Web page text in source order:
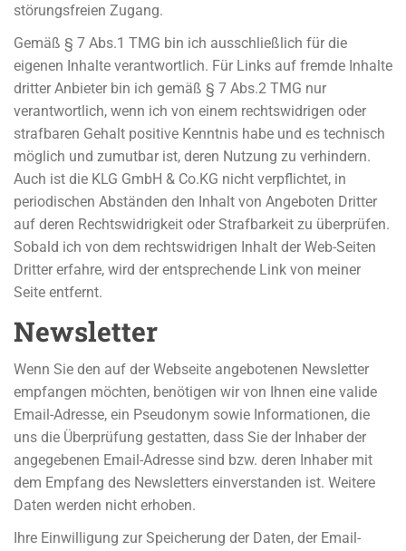
störungsfreien Zugang.
Gemäß § 7 Abs.1 TMG bin ich ausschließlich für die
eigenen Inhalte verantwortlich. Für Links auf fremde Inhalte
dritter Anbieter bin ich gemäß § 7 Abs.2 TMG nur
verantwortlich, wenn ich von einem rechtswidrigen oder
strafbaren Gehalt positive Kenntnis habe und es technisch
möglich und zumutbar ist, deren Nutzung zu verhindern.
Auch ist die KLG GmbH & Co.KG nicht verpflichtet, in
periodischen Abständen den Inhalt von Angeboten Dritter
auf deren Rechtswidrigkeit oder Strafbarkeit zu überprüfen.
Sobald ich von dem rechtswidrigen Inhalt der Web-Seiten
Dritter erfahre, wird der entsprechende Link von meiner
Seite entfernt.
Newsletter
Wenn Sie den auf der Webseite angebotenen Newsletter
empfangen möchten, benötigen wir von Ihnen eine valide
Email-Adresse, ein Pseudonym sowie Informationen, die
uns die Überprüfung gestatten, dass Sie der Inhaber der
angegebenen Email-Adresse sind bzw. deren Inhaber mit
dem Empfang des Newsletters einverstanden ist. Weitere
Daten werden nicht erhoben.
Ihre Einwilligung zur Speicherung der Daten, der Email-